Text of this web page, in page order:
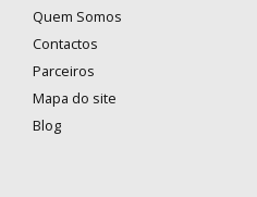
Quem Somos
Contactos
Parceiros
Mapa do site
Blog